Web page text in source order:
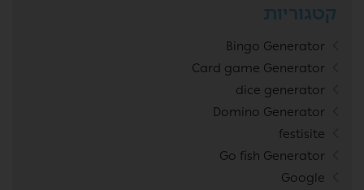
קטגוריות
Bingo Generator
Card game Generator
dice generator
Domino Generator
festisite
Go fish Generator
Google